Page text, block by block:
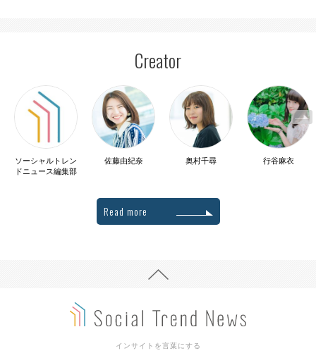
Creator
ソーシャルトレン
ドニュース編集部
佐藤由紀奈 奥村千尋 行谷麻衣
Read more
インサイトを言葉にする